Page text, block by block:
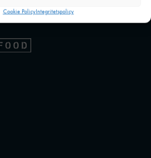
Cookie PolicyIntegritetspolicy